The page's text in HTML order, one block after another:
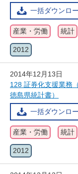
一括ダウンロ
産業・労働 統計
2012
2014年12月13日
128 証券化支援業務
徳島県統計書）
一括ダウンロ
産業・労働 統計
2012